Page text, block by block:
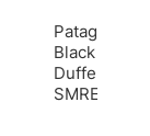
Patagonia
Black Hole
Duffel 55L,
SMRE